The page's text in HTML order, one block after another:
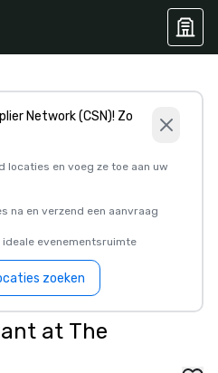
Network (CSN)! Zo
locaties en voeg ze toe aan uw
na en verzend een aanvraag
ideale evenementsruimte
zoeken
at The